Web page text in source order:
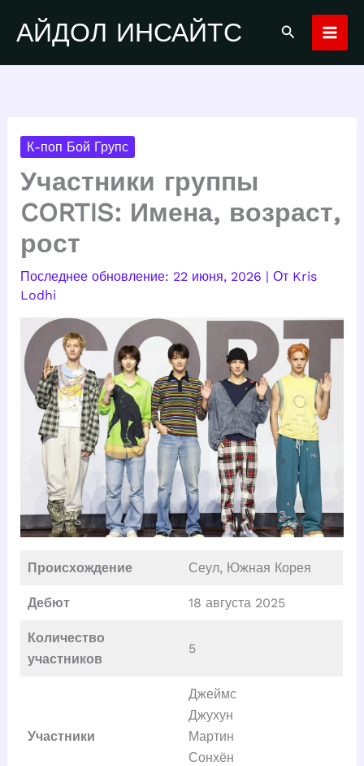
содержимому
АЙДОЛ ИНСАЙТС Поиск
К-поп Бой Групс
Участники группы
CORTIS: Имена, возраст,
рост
22 июня, 2026 | От Kris
Lodhi
Происхождение Сеул, Южная Корея
Дебют 18 августа 2025
Количество
участников
5
Участники
Джеймс
Джухун
Мартин
Сонхён